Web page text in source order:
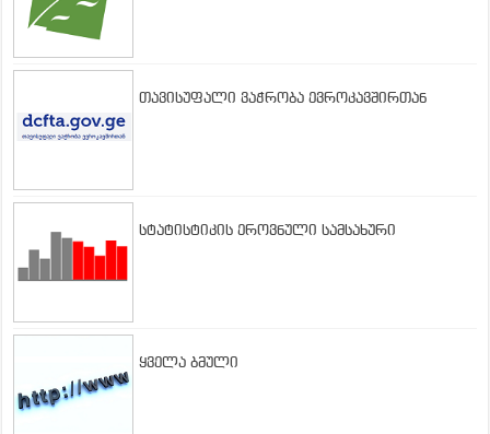
თავისუფალი ვაჭრობა ევროკავშირთან
სტატისტიკის ეროვნული სამსახური
ყველა ბმული